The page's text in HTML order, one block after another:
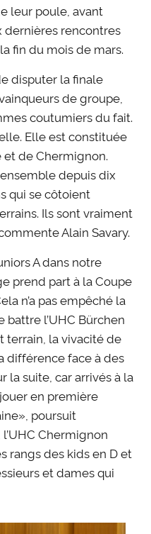
leur poule, avant
rencontres
fin du mois de mars.
disputer la finale
de groupe,
coutumiers du fait.
Elle est constituée
de Chermignon.
depuis dix
qui se côtoient
Ils sont vraiment
Alain Savary.
A dans notre
prend part à la Coupe
n’a pas empêché la
l’UHC Bürchen
terrain, la vivacité de
différence face à des
la suite, car arrivés à la
en première
poursuit
Chermignon
rangs des kids en D et
et dames qui